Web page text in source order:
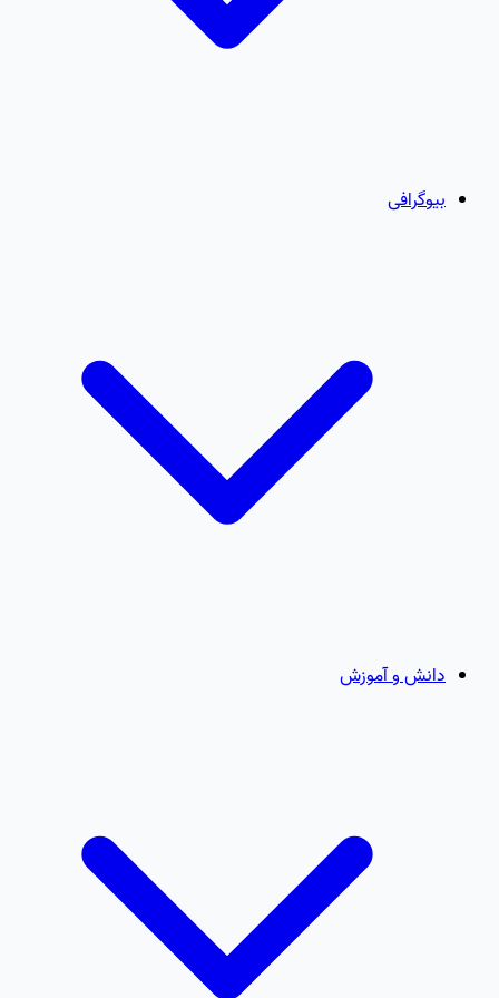
بیوگرافی
دانش و آموزش